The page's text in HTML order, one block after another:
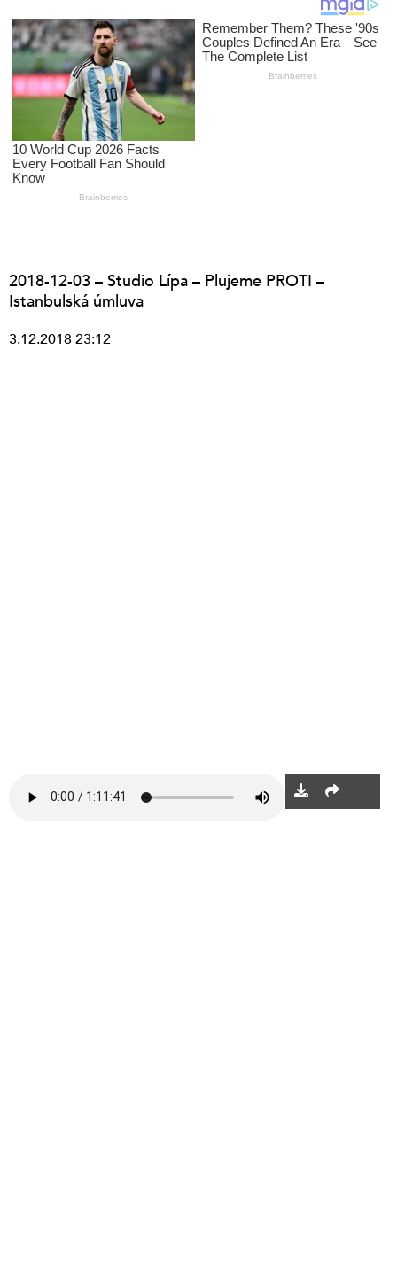
2018-12-03 – Studio Lípa – Plujeme PROTI –
Istanbulská úmluva
3.12.2018 23:12